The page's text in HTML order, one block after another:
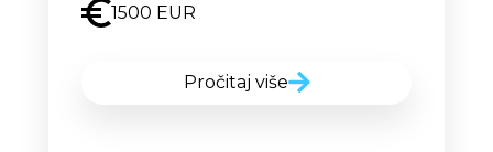
1500 EUR
Pročitaj više